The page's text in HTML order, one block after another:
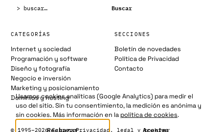
Buscar
CATEGORÍAS
Internet y sociedad
Programación y software
Diseño y fotografía
Negocio e inversión
Marketing y posicionamiento
Dominios y hosting
SECCIONES
Boletín de novedades
Política de Privacidad
Contacto
© 1995–2026 CarreroPrivacidad, legal y cookies
Usamos cookies analíticas (Google Analytics) para medir el
uso del sitio. Sin tu consentimiento, la medición es anónima y
sin cookies. Más información en lapolítica de cookies.